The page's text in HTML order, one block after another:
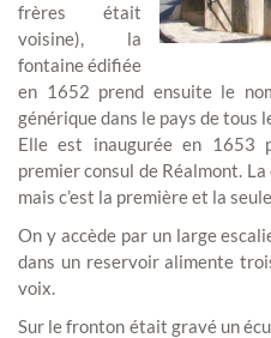
frères était
voisine), la
fontaine édifiée
en 1652 prend ensuite le
générique dans le pays de tous
Elle est inaugurée en 1653
premier consul de Réalmont.
mais c’est la première et la
On y accède par un large
dans un reservoir alimente
voix.
Sur le fronton était gravé un